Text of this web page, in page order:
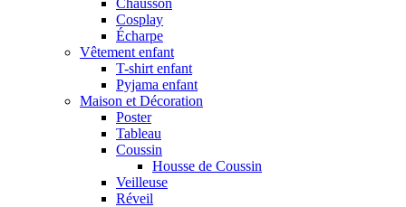
Chausson
Cosplay
Écharpe
Vêtement enfant
T-shirt enfant
Pyjama enfant
Maison et Décoration
Poster
Tableau
Coussin
Housse de Coussin
Veilleuse
Réveil